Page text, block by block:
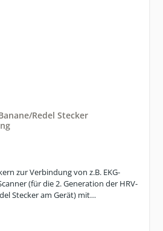
Redel Stecker
zur Verbindung von z.B. EKG-
(für die 2. Generation der HRV-
Stecker am Gerät) mit